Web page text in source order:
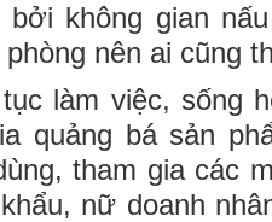
bởi không gian
nên ai cũng
làm việc, sống
quảng bá sản
tham gia các
nữ doanh